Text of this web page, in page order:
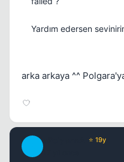
Yardım edersen
arka arkaya ^^
⭐ 19y